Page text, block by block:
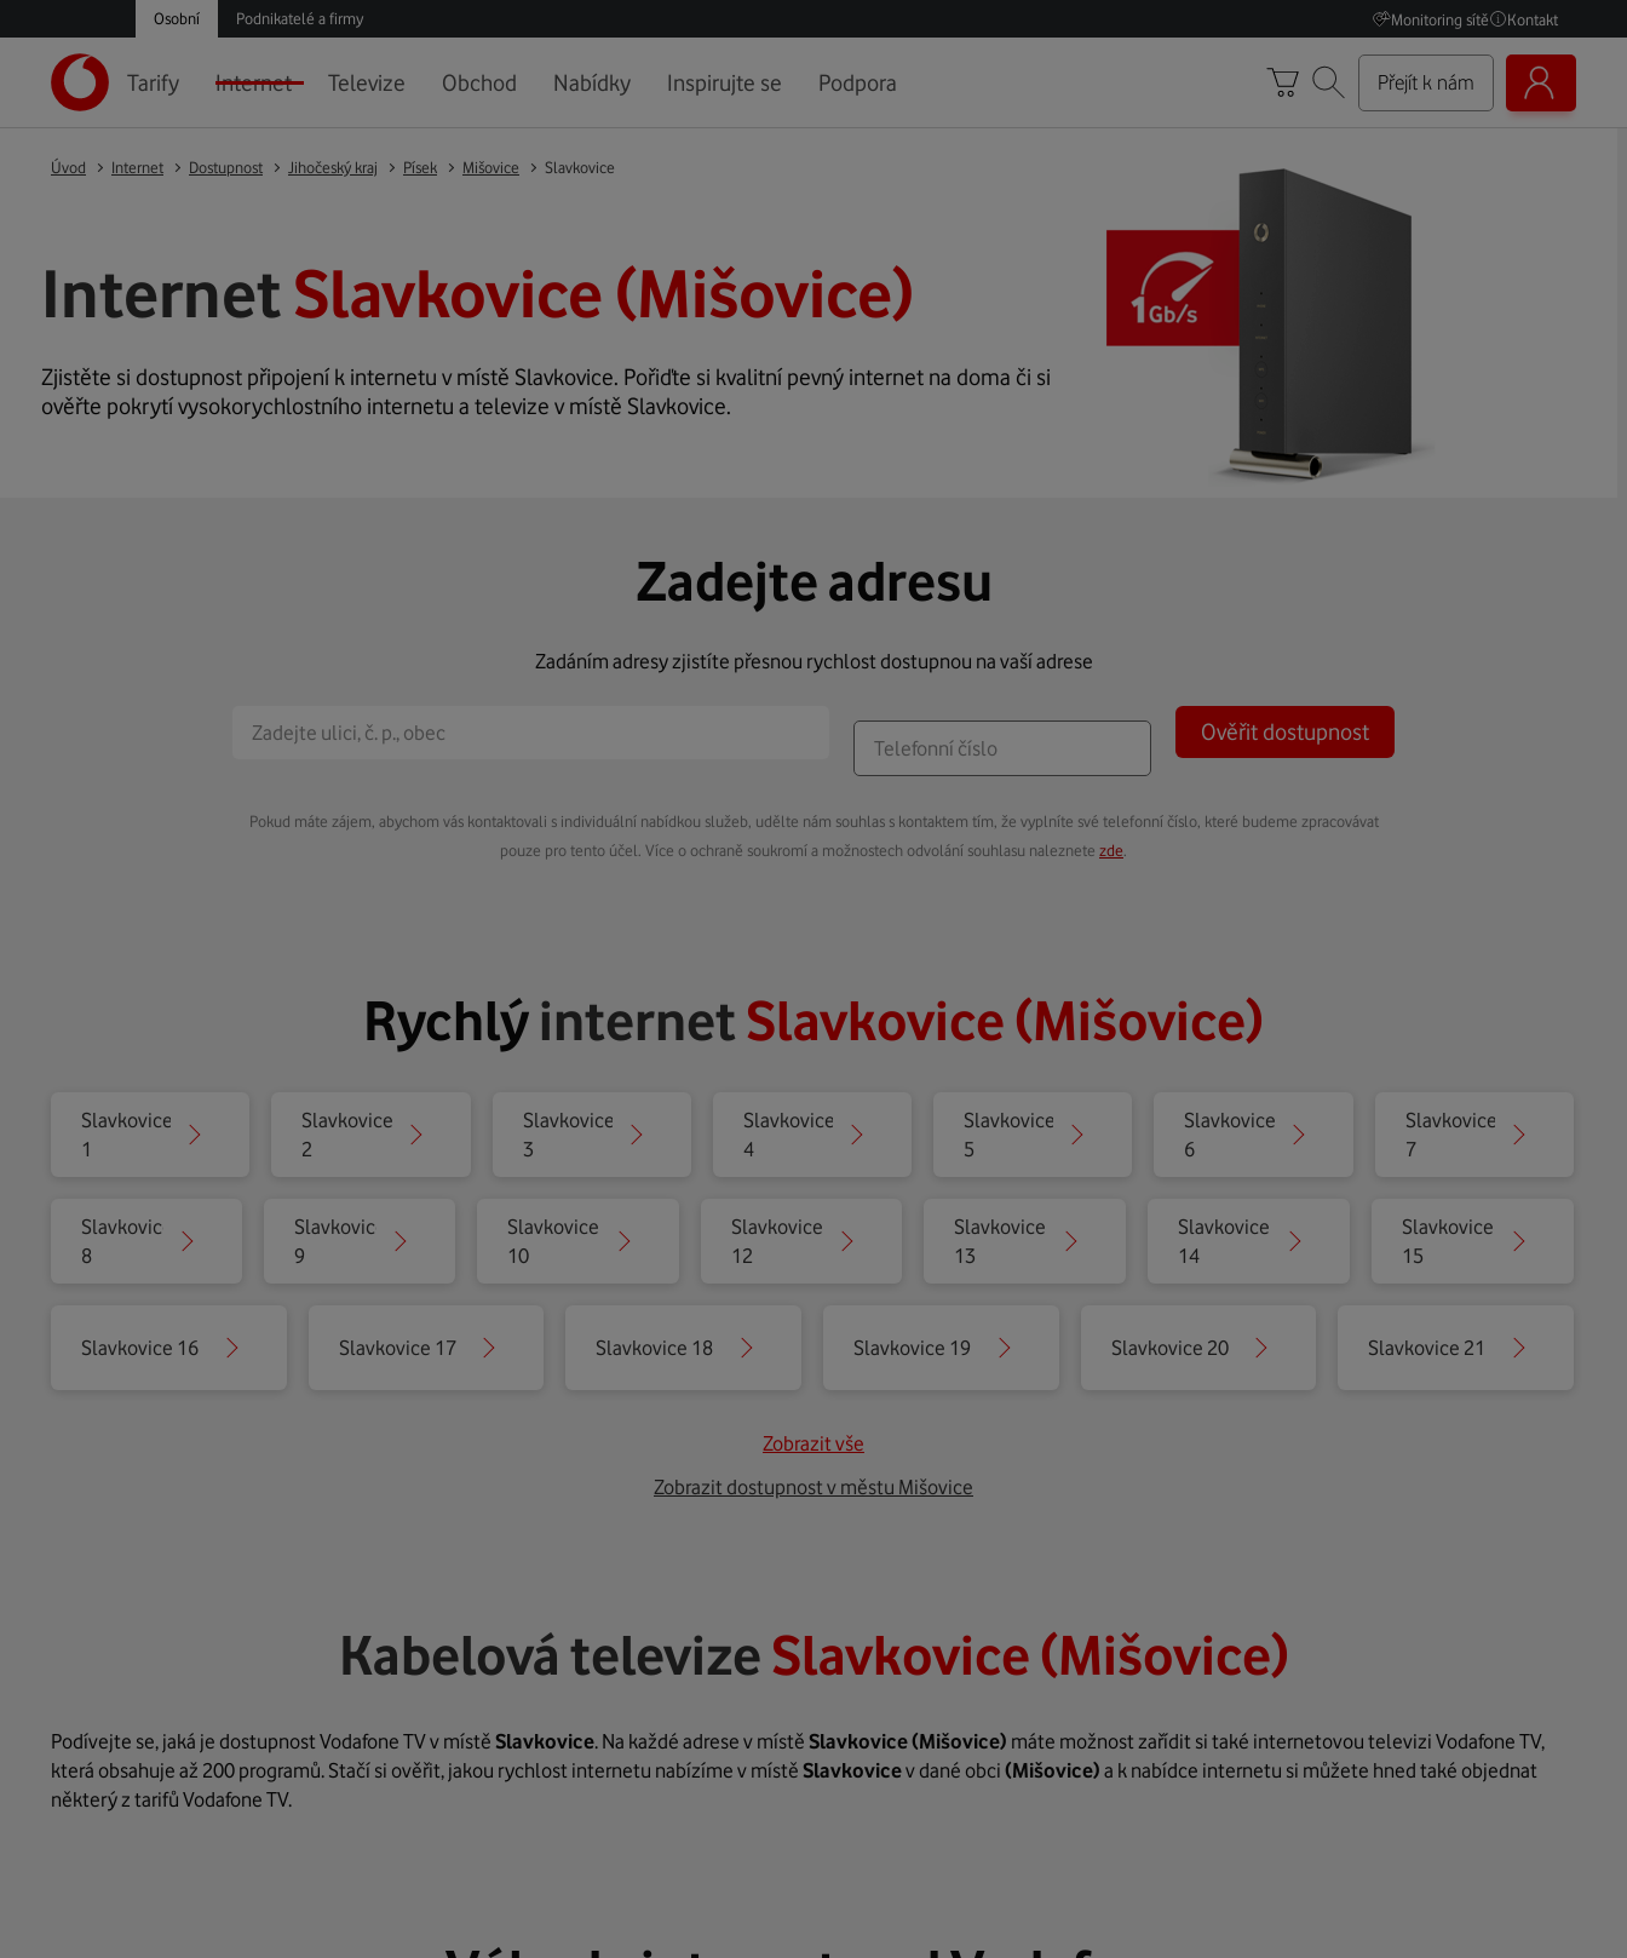
Osobní Podnikatelé a firmy Monitoring sítě Kontakt
Tarify Internet Televize Obchod Nabídky Inspirujte se Podpora Přejít k nám
Úvod Internet Dostupnost Jihočeský kraj Písek Mišovice Slavkovice
InternetSlavkovice (Mišovice)
Zjistěte si dostupnost připojení k internetu v místě Slavkovice. Pořiďte si kvalitní pevný internet na doma či si
ověřte pokrytí vysokorychlostního internetu a televize v místě Slavkovice.
Zadejte adresu
Zadáním adresy zjistíte přesnou rychlost dostupnou na vaší adrese
Ověřit dostupnost
Pokud máte zájem, abychom vás kontaktovali s individuální nabídkou služeb, udělte nám souhlas s kontaktem tím, že vyplníte své telefonní číslo, které budeme zpracovávat
pouze pro tento účel. Více o ochraně soukromí a možnostech odvolání souhlasu naleznete zde
RychlýinternetSlavkovice (Mišovice)
Slavkovice
1
Slavkovice
2
Slavkovice
3
Slavkovice
4
Slavkovice
5
Slavkovice
6
Slavkovice
7
Slavkovice
8
Slavkovice
9
Slavkovice
10
Slavkovice
12
Slavkovice
13
Slavkovice
14
Slavkovice
15
Slavkovice 16 Slavkovice 17 Slavkovice 18 Slavkovice 19 Slavkovice 20 Slavkovice 21
Zobrazit vše
Zobrazit dostupnost v městu Mišovice
Kabelová televizeSlavkovice (Mišovice)
Podívejte se, jaká je dostupnost Vodafone TV v místě Slavkovice. Na každé adrese v místě Slavkovice(Mišovice) máte možnost zařídit si také internetovou televizi Vodafone TV,
která obsahuje až 200 programů. Stačí si ověřit, jakou rychlost internetu nabízíme v místě Slavkovicev dané obci (Mišovice) a k nabídce internetu si můžete hned také objednat
některý z tarifů Vodafone TV.